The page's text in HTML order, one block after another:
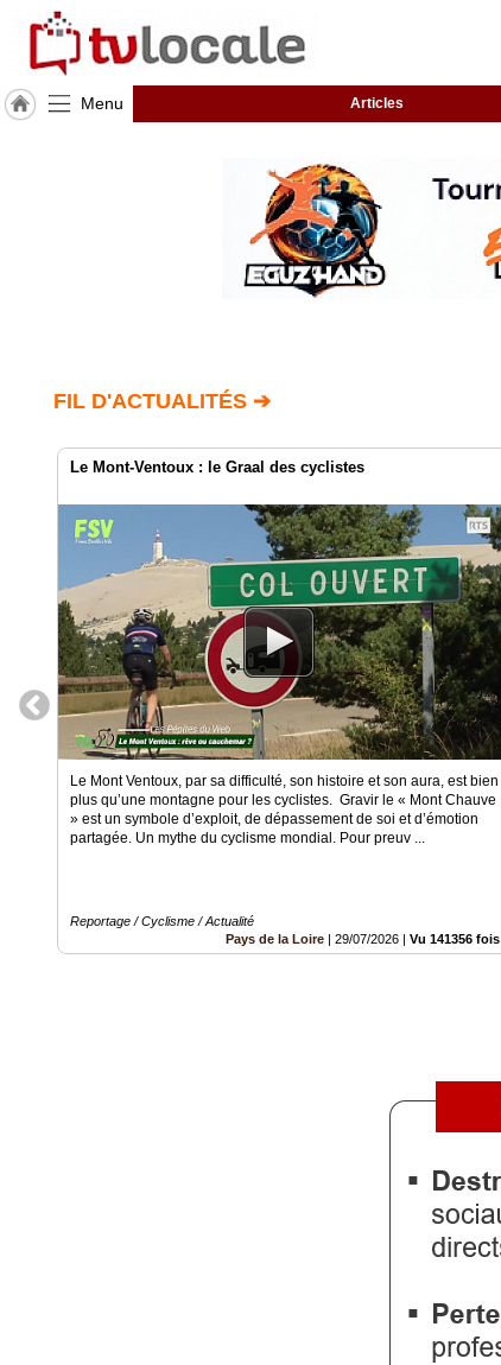
Menu Articles
Accueil
Agenda
Médias
groupe
Blogs
Inscription
FIL D'ACTUALITÉS ➔
Le Mont-Ventoux : le Graal des cyclistes
Le Mont Ventoux, par sa difficulté, son histoire et son aura, est bien
plus qu’une montagne pour les cyclistes. Gravir le « Mont Chauve
» est un symbole d’exploit, de dépassement de soi et d’émotion
partagée. Un mythe du cyclisme mondial. Pour preuv ...
Reportage / Cyclisme / Actualité
Pays de la Loire | 29/07/2026 | Vu 141356 fois